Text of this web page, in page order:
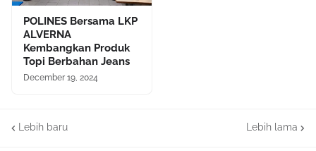
POLINES Bersama LKP
ALVERNA
Kembangkan Produk
Topi Berbahan Jeans
December 19, 2024
Lebih baru Lebih lama